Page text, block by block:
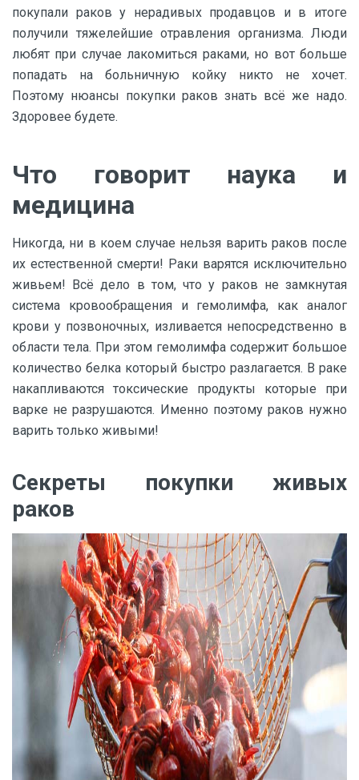
покупали раков у нерадивых продавцов и в итоге
получили тяжелейшие отравления организма. Люди
любят при случае лакомиться раками, но вот больше
попадать на больничную койку никто не хочет.
Поэтому нюансы покупки раков знать всё же надо.
Здоровее будете.
Что говорит наука и
медицина
Никогда, ни в коем случае нельзя варить раков после
их естественной смерти! Раки варятся исключительно
живьем! Всё дело в том, что у раков не замкнутая
система кровообращения и гемолимфа, как аналог
крови у позвоночных, изливается непосредственно в
области тела. При этом гемолимфа содержит большое
количество белка который быстро разлагается. В раке
накапливаются токсические продукты которые при
варке не разрушаются. Именно поэтому раков нужно
варить только живыми!
Секреты покупки живых
раков